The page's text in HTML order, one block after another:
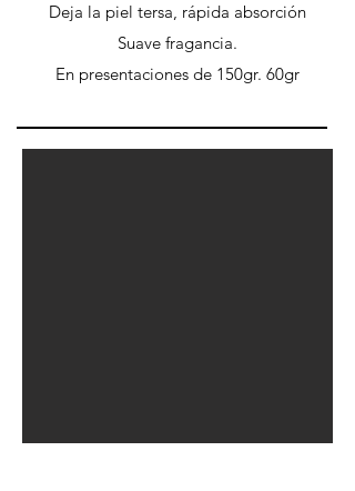
Deja la piel tersa, rápida absorción
Suave fragancia.
En presentaciones de 150gr. 60gr